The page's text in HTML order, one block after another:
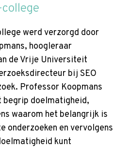
werd verzorgd door
hoogleraar
de Vrije Universiteit
bij SEO
Professor Koopmans
begrip doelmatigheid,
waarom het belangrijk is
onderzoeken en vervolgens
kunt